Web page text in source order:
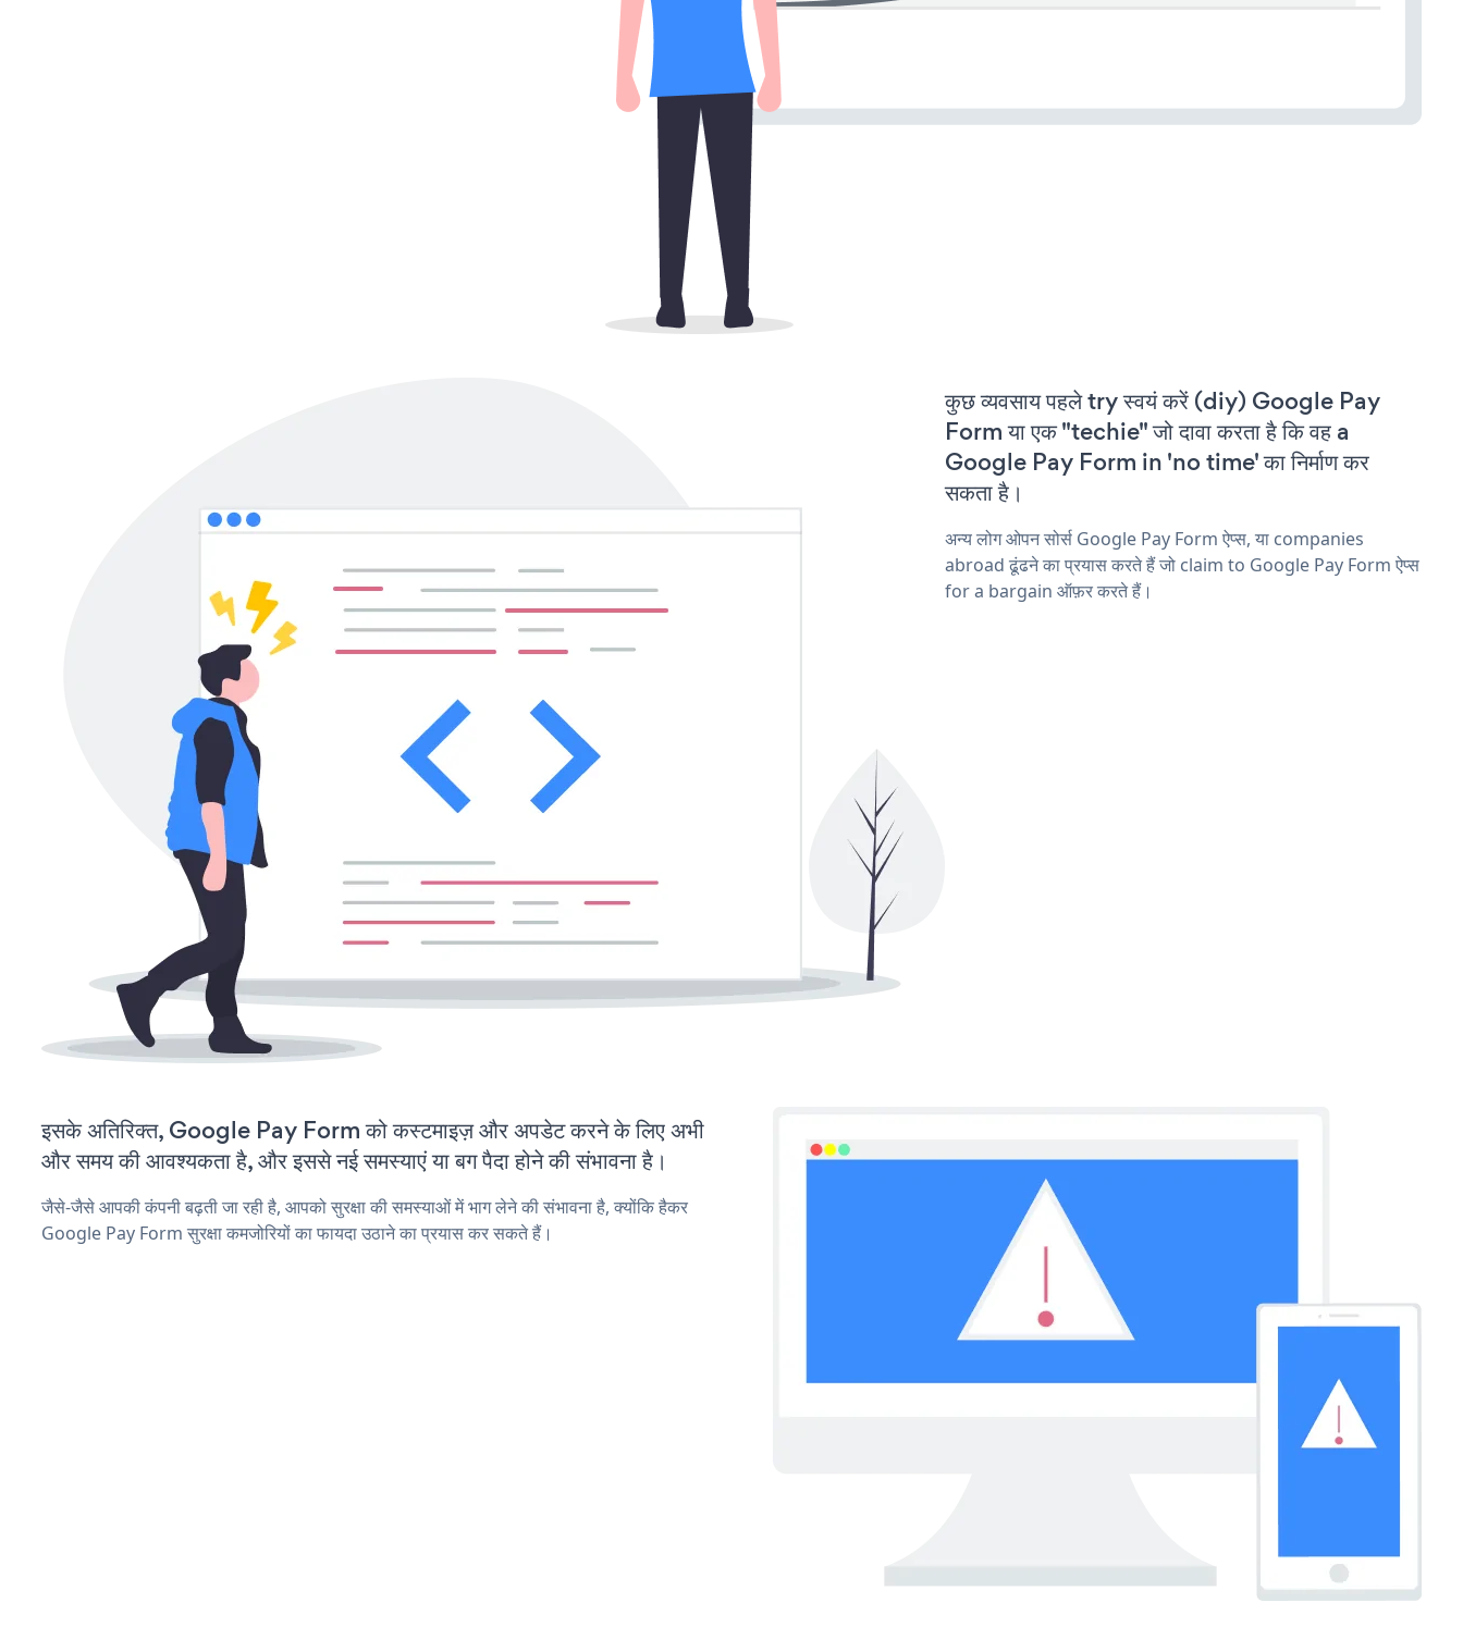
कुछ व्यवसाय पहले try स्वयं करें (diy) Google Pay
Form या एक "techie" जो दावा करता है कि वह a
Google Pay Form in 'no time' का निर्माण कर
सकता है।
अन्य लोग ओपन सोर्स Google Pay Form ऐप्स, या companies
abroad ढूंढने का प्रयास करते हैं जो claim to Google Pay Form ऐप्स
for a bargain ऑफ़र करते हैं।
इसके अतिरिक्त, Google Pay Form को कस्टमाइज़ और अपडेट करने के लिए अभी
और समय की आवश्यकता है, और इससे नई समस्याएं या बग पैदा होने की संभावना है।
जैसे-जैसे आपकी कंपनी बढ़ती जा रही है, आपको सुरक्षा की समस्याओं में भाग लेने की संभावना है, क्योंकि हैकर
Google Pay Form सुरक्षा कमजोरियों का फायदा उठाने का प्रयास कर सकते हैं।